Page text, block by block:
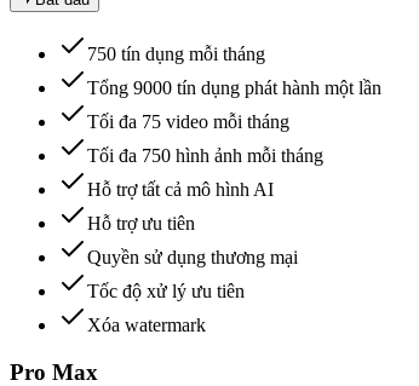
750 tín dụng mỗi tháng
Tổng 9000 tín dụng phát hành một lần
Tối đa 75 video mỗi tháng
Tối đa 750 hình ảnh mỗi tháng
Hỗ trợ tất cả mô hình AI
Hỗ trợ ưu tiên
Quyền sử dụng thương mại
Tốc độ xử lý ưu tiên
Xóa watermark
Pro Max